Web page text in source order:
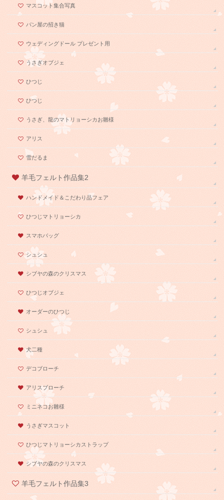
マスコット集合写真
パン屋の招き猫
ウェディングドール プレゼント用
うさぎオブジェ
ひつじ
ひつじ
うさぎ、龍のマトリョーシカお雛様
アリス
雪だるま
羊毛フェルト作品集2
ハンドメイド＆こだわり品フェア
ひつじマトリョーシカ
スマホバッグ
シュシュ
シブヤの森のクリスマス
ひつじオブジェ
オーダーのひつじ
シュシュ
犬二種
デコブローチ
アリスブローチ
ミニネコお雛様
うさぎマスコット
ひつじマトリョーシカストラップ
シブヤの森のクリスマス
羊毛フェルト作品集3